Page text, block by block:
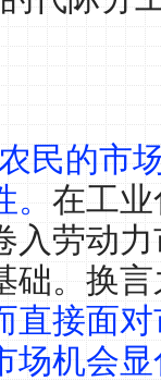
民的市
。在工
入劳动
础。换
直接面
场机会